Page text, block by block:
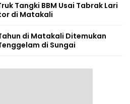
Tangki BBM Usai Tabrak Lari
di Matakali
di Matakali Ditemukan
di Sungai